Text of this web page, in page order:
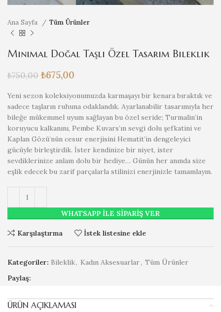
Ana Sayfa Tüm Ürünler
Minimal Doğal Taşlı Özel Tasarım Bileklik
₺750,00 ₺675,00
Yeni sezon koleksiyonumuzda karmaşayı bir kenara bıraktık ve
sadece taşların ruhuna odaklandık. Ayarlanabilir tasarımıyla her
bileğe mükemmel uyum sağlayan bu özel seride; Turmalin’in
koruyucu kalkanını, Pembe Kuvars’ın sevgi dolu şefkatini ve
Kaplan Gözü’nün cesur enerjisini Hematit’in dengeleyici
gücüyle birleştirdik. İster kendinize bir niyet, ister
sevdiklerinize anlam dolu bir hediye… Günün her anında size
eşlik edecek bu zarif parçalarla stilinizi enerjinizle tamamlayın.
WHATSAPP ILE SIPARIŞ VER
Karşılaştırma İstek listesine ekle
Kategoriler: Bileklik, Kadın Aksesuarlar, Tüm Ürünler
Paylaş:
ÜRÜN AÇIKLAMASI